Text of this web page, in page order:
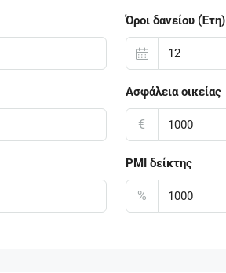
Όροι δανείου (Έτη)
Ασφάλεια οικείας
€
PMI δείκτης
%